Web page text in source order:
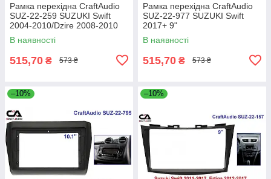
Рамка перехідна CraftAudio
SUZ-22-259 SUZUKI Swift
2004-2010/Dzire 2008-2010
10"
В наявності
515,70 ₴ 573 ₴
Рамка перехідна CraftAudio
SUZ-22-977 SUZUKI Swift
2017+ 9"
В наявності
515,70 ₴ 573 ₴
–10% –10%